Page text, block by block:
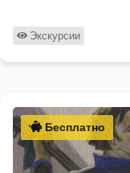
Экскурсии
Бесплатно